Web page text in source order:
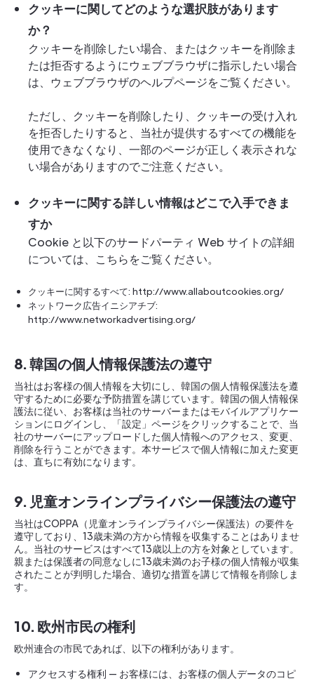
クッキーに関してどのような選択肢があります
か？
クッキーを削除したい場合、またはクッキーを削除ま
たは拒否するようにウェブブラウザに指示したい場合
は、ウェブブラウザのヘルプページをご覧ください。
ただし、クッキーを削除したり、クッキーの受け入れ
を拒否したりすると、当社が提供するすべての機能を
使用できなくなり、一部のページが正しく表示されな
い場合がありますのでご注意ください。
クッキーに関する詳しい情報はどこで入手できま
すか
Cookie と以下のサードパーティ Web サイトの詳細
については、こちらをご覧ください。
クッキーに関するすべて: http://www.allaboutcookies.org/
ネットワーク広告イニシアチブ:
http://www.networkadvertising.org/
8. 韓国の個人情報保護法の遵守
当社はお客様の個人情報を大切にし、韓国の個人情報保護法を遵
守するために必要な予防措置を講じています。韓国の個人情報保
護法に従い、お客様は当社のサーバーまたはモバイルアプリケー
ションにログインし、「設定」ページをクリックすることで、当
社のサーバーにアップロードした個人情報へのアクセス、変更、
削除を行うことができます。本サービスで個人情報に加えた変更
は、直ちに有効になります。
9. 児童オンラインプライバシー保護法の遵守
当社はCOPPA（児童オンラインプライバシー保護法）の要件を
遵守しており、13歳未満の方から情報を収集することはありませ
ん。当社のサービスはすべて13歳以上の方を対象としています。
親または保護者の同意なしに13歳未満のお子様の個人情報が収集
されたことが判明した場合、適切な措置を講じて情報を削除しま
す。
10. 欧州市民の権利
欧州連合の市民であれば、以下の権利があります。
アクセスする権利 — お客様には、お客様の個人データのコピ